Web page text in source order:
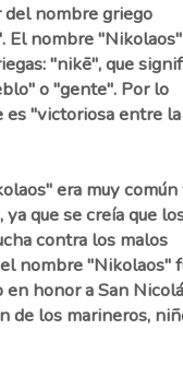
nombre griego
El nombre "Nikolaos"
"nikē", que
o "gente". Por lo
"victoriosa entre la
era muy común
que se creía que
contra los malos
nombre "Nikolaos"
honor a San
de los marineros,